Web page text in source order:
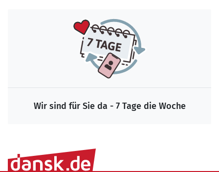
Wir sind für Sie da - 7 Tage die Woche